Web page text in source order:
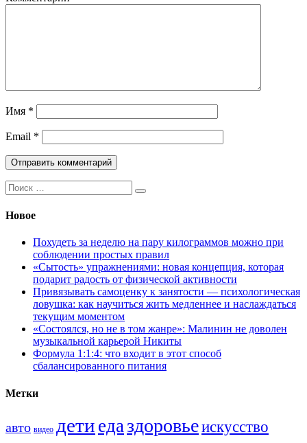
Имя *
Email *
Поиск:
Новое
Похудеть за неделю на пару килограммов можно при
соблюдении простых правил
«Сытость» упражнениями: новая концепция, которая
подарит радость от физической активности
Привязывать самоценку к занятости — психологическая
ловушка: как научиться жить медленнее и наслаждаться
текущим моментом
«Состоялся, но не в том жанре»: Малинин не доволен
музыкальной карьерой Никиты
Формула 1:1:4: что входит в этот способ
сбалансированного питания
Метки
авто видео дети еда здоровьеискусство